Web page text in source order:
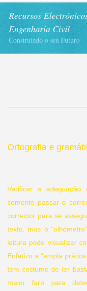
Recursos
Engenharia Civil
Construindo o seu Futuro
Ortografia e
Verificar a adequação
somente passar o
corrector para se
texto, mas o
leitura pode visualizar
Enfatizo a “ampla
tem costume de ler
maior faro para